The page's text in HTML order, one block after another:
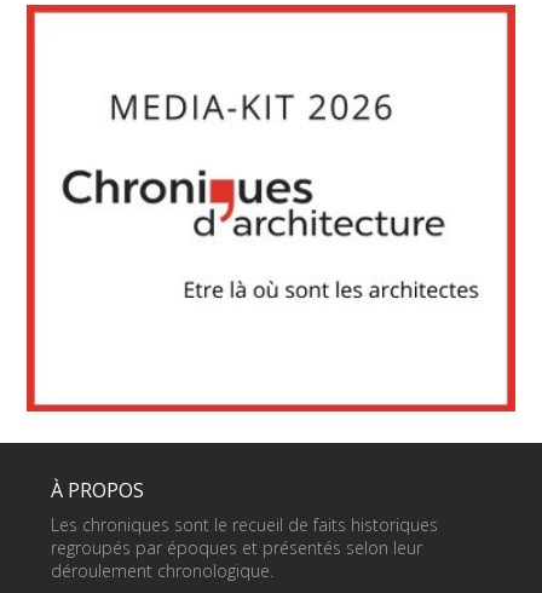
À PROPOS
Les chroniques sont le recueil de faits historiques
regroupés par époques et présentés selon leur
déroulement chronologique.